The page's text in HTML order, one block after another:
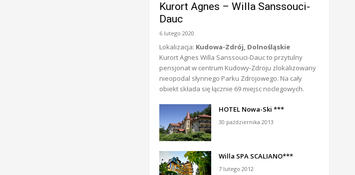
Kurort Agnes – Willa Sanssouci-
Dauc
6 lutego 2020
Lokalizacja: Kudowa-Zdrój, Dolnośląskie
Kurort Agnes Willa Sanssouci-Dauc to przytulny
pensjonat w centrum Kudowy-Zdroju zlokalizowany
nieopodal słynnego Parku Zdrojowego. Na cały
obiekt składa się łącznie 69 miejsc noclegowych.
HOTEL Nowa-Ski ***
30 października 2013
Willa SPA SCALIANO***
7 lutego 2012